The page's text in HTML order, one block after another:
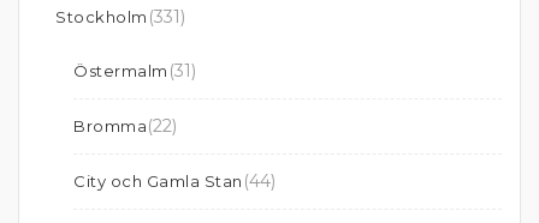
Stockholm (331)
Östermalm (31)
Bromma(22)
City och Gamla Stan (44)